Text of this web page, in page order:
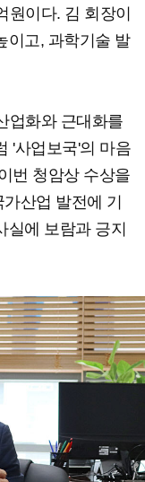
이다. 김 회장이
이고, 과학기술 발
업화와 근대화를
'사업보국'의 마음
번 청암상 수상을
산업 발전에 기
실에 보람과 긍지